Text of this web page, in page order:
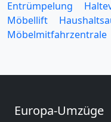
Entrümpelung
Möbellift
Möbelmitfahrzentrale
Europa-Umzüge